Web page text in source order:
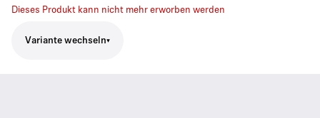
Dieses Produkt kann nicht mehr erworben werden
Variante wechseln